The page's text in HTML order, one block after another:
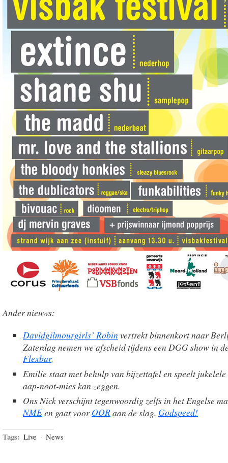
Ander nieuws:
Davidgilmourgirls’ Robin vertrekt binnenkort naar
Zaterdag nemen we afscheid tijdens een DGG show in
Flexbar.
Emilie staat met behulp van bijzettafel en speelt
aap-noot-mies kan zeggen.
Ons Nick verschijnt tegenwoordig zelfs in het Engelse
NMEen gaat voor OORaan de slag. Godspeed!
Tags: Live · News